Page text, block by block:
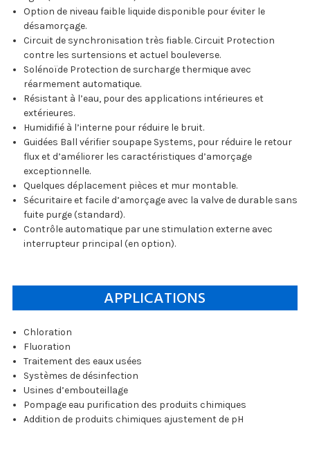
Option de niveau faible liquide disponible pour éviter le
désamorçage.
Circuit de synchronisation très fiable. Circuit Protection
contre les surtensions et actuel bouleverse.
Solénoïde Protection de surcharge thermique avec
réarmement automatique.
Résistant à l’eau, pour des applications intérieures et
extérieures.
Humidifié à l’interne pour réduire le bruit.
Guidées Ball vérifier soupape Systems, pour réduire le retour
flux et d’améliorer les caractéristiques d’amorçage
exceptionnelle.
Quelques déplacement pièces et mur montable.
Sécuritaire et facile d’amorçage avec la valve de durable sans
fuite purge (standard).
Contrôle automatique par une stimulation externe avec
interrupteur principal (en option).
APPLICATIONS
Chloration
Fluoration
Traitement des eaux usées
Systèmes de désinfection
Usines d’embouteillage
Pompage eau purification des produits chimiques
Addition de produits chimiques ajustement de pH